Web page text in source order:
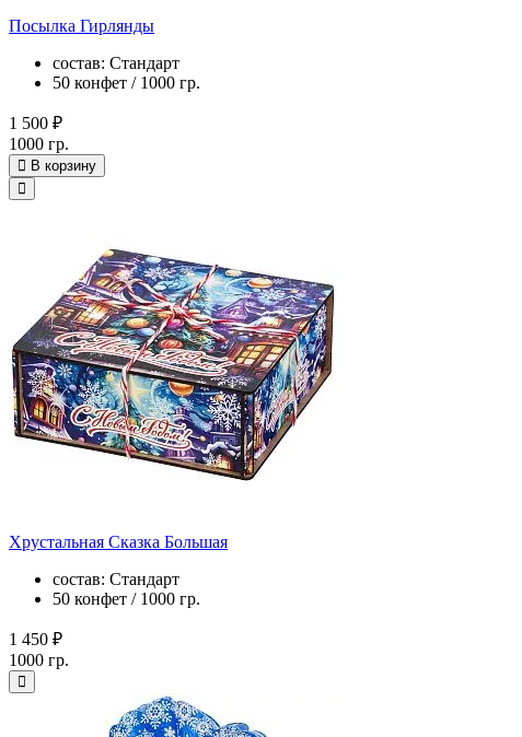
Посылка Гирлянды
состав: Стандарт
50 конфет / 1000 гр.
1 500 ₽
1000 гр.
В корзину
Хрустальная Сказка Большая
состав: Стандарт
50 конфет / 1000 гр.
1 450 ₽
1000 гр.